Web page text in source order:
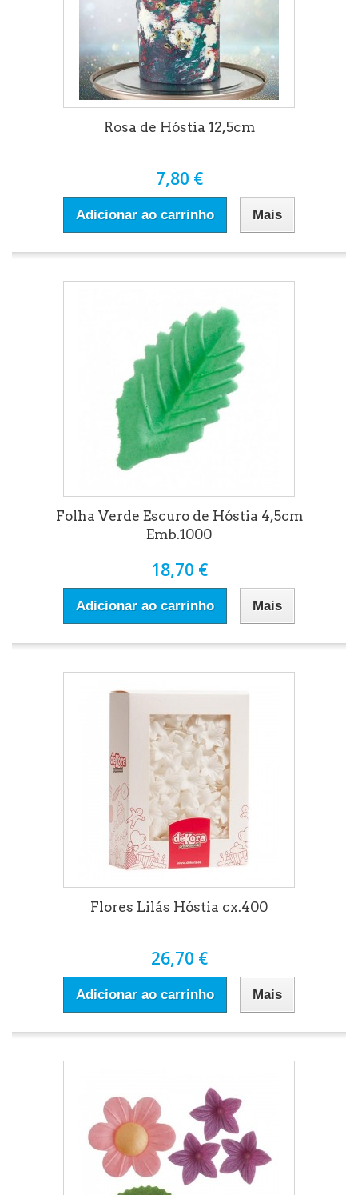
Rosa de Hóstia 12,5cm
7,80 €
Adicionar ao carrinho Mais
Folha Verde Escuro de Hóstia 4,5cm
Emb.1000
18,70 €
Adicionar ao carrinho Mais
Flores Lilás Hóstia cx.400
26,70 €
Adicionar ao carrinho Mais